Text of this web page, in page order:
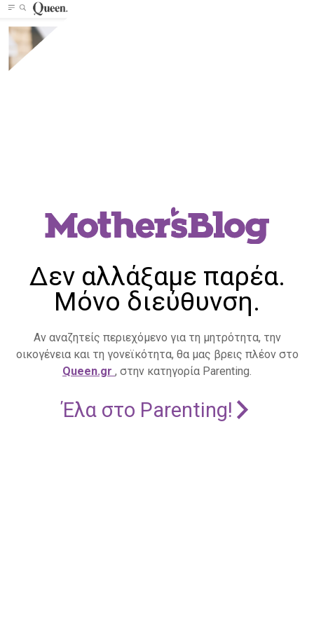
Δεν αλλάξαμε παρέα.
Μόνο διεύθυνση.
Αν αναζητείς περιεχόμενο για τη μητρότητα, την
οικογένεια και τη γονεϊκότητα, θα μας βρεις πλέον στο
Queen.gr , στην κατηγορία Parenting.
Έλα στο Parenting!